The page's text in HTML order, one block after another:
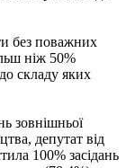
без поважних
ніж 50%
складу яких
зовнішньої
депутат від
100% засідань